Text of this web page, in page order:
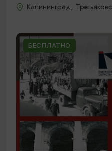
Калининград,
БЕСПЛАТНО